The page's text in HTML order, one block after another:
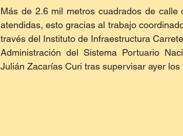
Más de 2.6 mil metros cuadrados de
atendidas, esto gracias al trabajo
través del Instituto de Infraestructura
Administración del Sistema Portuario
Julián Zacarías Curi tras supervisar ayer